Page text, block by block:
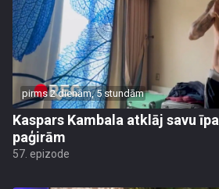
pirms 2 dienām, 5 stundām
Kaspars Kambala atklāj savu
paģirām
57. epizode